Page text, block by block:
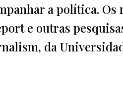
a política. Os
e outras
da